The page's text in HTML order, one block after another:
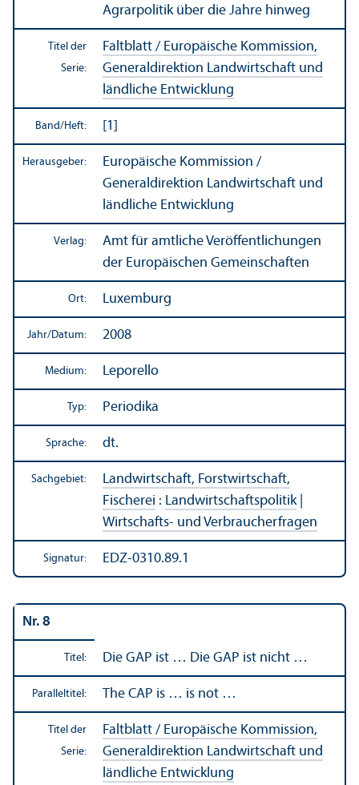
Agrarpolitik über die Jahre hinweg
Titel der
Serie:
Faltblatt / Europäische Kommission,
Generaldirektion Landwirtschaft und
ländliche Entwicklung
Band/Heft: [1]
Herausgeber:
Europäische Kommission /
Generaldirektion Landwirtschaft und
ländliche Entwicklung
Verlag:
Amt für amtliche Veröffentlichungen
der Europäischen Gemeinschaften
Ort: Luxemburg
Jahr/Datum: 2008
Medium: Leporello
Typ: Periodika
Sprache: dt.
Sachgebiet:
Landwirtschaft, Forstwirtschaft,
Fischerei : Landwirtschafts­politik|
Wirtschafts- und Verbraucherfragen
Signatur: EDZ-0310.89.1
Nr. 8
Titel: Die GAP ist … Die GAP ist nicht …
Paralleltitel: The CAP is … is not …
Titel der
Serie:
Faltblatt / Europäische Kommission,
Generaldirektion Landwirtschaft und
ländliche Entwicklung